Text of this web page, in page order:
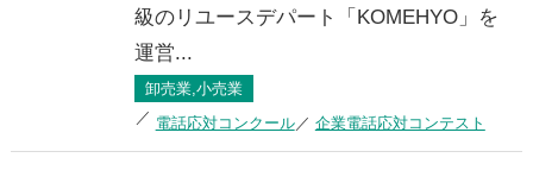
級のリユースデパート「KOMEHYO」を
運営...
卸売業,小売業
電話応対コンクール
企業電話応対コンテスト